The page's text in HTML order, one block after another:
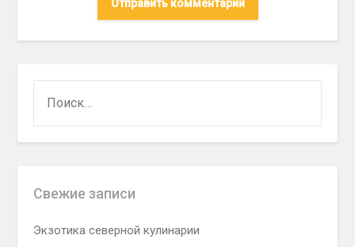
Свежие записи
Экзотика северной кулинарии